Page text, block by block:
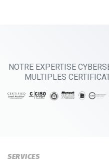
NOTRE EXPERTISE
MULTIPLES
SERVICES